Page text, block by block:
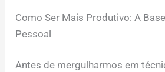
Como Ser Mais Produtivo: A
Pessoal
Antes de mergulharmos em